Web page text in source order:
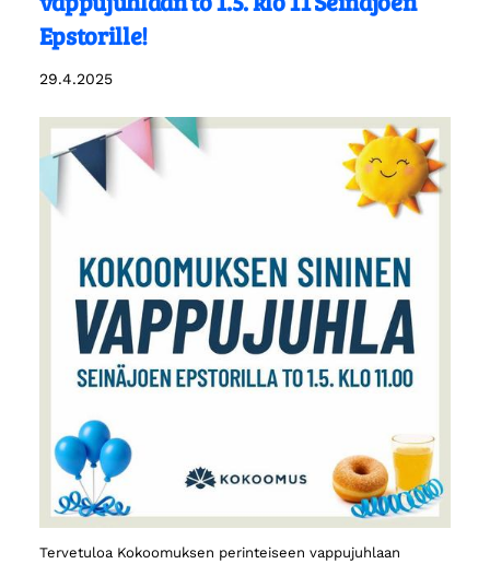
Epstorille!
29.4.2025
Tervetuloa Kokoomuksen perinteiseen vappujuhlaan